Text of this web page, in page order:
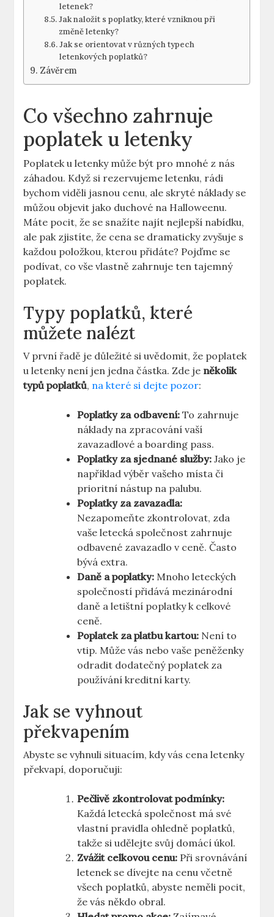
letenek?
Jak naložit s poplatky, které vzniknou při
změně letenky?
Jak se orientovat v různých typech
letenkových poplatků?
Závěrem
Co všechno zahrnuje
poplatek u letenky
Poplatek u letenky může být pro mnohé z nás
záhadou. Když si rezervujeme letenku, rádi
bychom viděli jasnou cenu, ale skryté náklady se
můžou objevit jako duchové na Halloweenu.
Máte pocit, že se snažíte najít nejlepší nabídku,
ale pak zjistíte, že cena se dramaticky zvyšuje s
každou položkou, kterou přidáte? Pojďme se
podívat, co vše vlastně zahrnuje ten tajemný
poplatek.
Typy poplatků, které
můžete nalézt
V první řadě je důležité si uvědomit, že poplatek
u letenky není jen jedna částka. Zde je několik
typů poplatků, na které si dejte pozor:
Poplatky za odbavení: To zahrnuje
náklady na zpracování vaší
zavazadlové a boarding pass.
Poplatky za sjednané služby: Jako je
například výběr vašeho místa či
prioritní nástup na palubu.
Poplatky za zavazadla:
Nezapomeňte zkontrolovat, zda
vaše letecká společnost zahrnuje
odbavené zavazadlo v ceně. Často
bývá extra.
Daně a poplatky: Mnoho leteckých
společností přidává mezinárodní
daně a letištní poplatky k celkové
ceně.
Poplatek za platbu kartou: Není to
vtip. Může vás nebo vaše peněženky
odradit dodatečný poplatek za
používání kreditní karty.
Jak se vyhnout
překvapením
Abyste se vyhnuli situacím, kdy vás cena letenky
překvapí, doporučuji:
Pečlivě zkontrolovat podmínky:
Každá letecká společnost má své
vlastní pravidla ohledně poplatků,
takže si udělejte svůj domácí úkol.
Zvážit celkovou cenu: Při srovnávání
letenek se dívejte na cenu včetně
všech poplatků, abyste neměli pocit,
že vás někdo obral.